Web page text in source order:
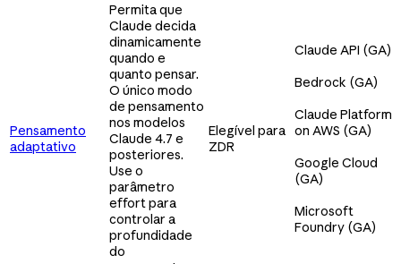
Pensamento
adaptativo
Permita que
Claude decida
dinamicamente
quando e
quanto pensar.
O único modo
de pensamento
nos modelos
Claude 4.7 e
posteriores.
Use o
parâmetro
effort para
controlar a
profundidade
do
Elegível para
ZDR
Claude API (GA)
Bedrock (GA)
Claude Platform
on AWS (GA)
Google Cloud
(GA)
Microsoft
Foundry (GA)